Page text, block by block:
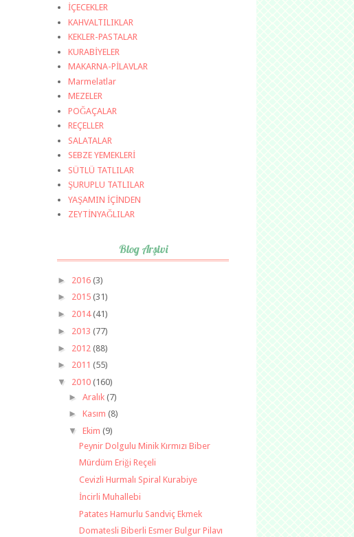
İÇECEKLER
KAHVALTILIKLAR
KEKLER-PASTALAR
KURABİYELER
MAKARNA-PİLAVLAR
Marmelatlar
MEZELER
POĞAÇALAR
REÇELLER
SALATALAR
SEBZE YEMEKLERİ
SÜTLÜ TATLILAR
ŞURUPLU TATLILAR
YAŞAMIN İÇİNDEN
ZEYTİNYAĞLILAR
Blog Arşivi
► 2016 (3)
► 2015 (31)
► 2014(41)
► 2013 (77)
► 2012 (88)
► 2011 (55)
▼ 2010 (160)
► Aralık (7)
► Kasım (8)
▼ Ekim (9)
Peynir Dolgulu Minik Kırmızı Biber
Mürdüm Eriği Reçeli
Cevizli Hurmalı Spiral Kurabiye
İncirli Muhallebi
Patates Hamurlu Sandviç Ekmek
Domatesli Biberli Esmer Bulgur Pilavı